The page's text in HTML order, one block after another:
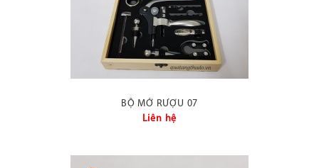
BỘ MỞ RƯỢU 07
Liên hệ